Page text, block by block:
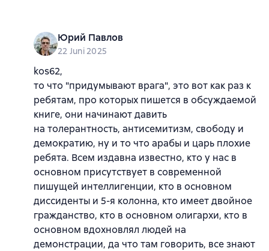
Юрий Павлов
22 Juni 2025
kos62,
то что "придумывают врага", это вот как раз к
ребятам, про которых пишется в обсуждаемой
книге, они начинают давить
на толерантность, антисемитизм, свободу и
демократию, ну и то что арабы и царь плохие
ребята. Всем издавна известно, кто у нас в
основном присутствует в современной
пишущей интеллигенции, кто в основном
диссиденты и 5-я колонна, кто имеет двойное
гражданство, кто в основном олигархи, кто в
основном вдохновлял людей на
демонстрации, да что там говорить, все знают